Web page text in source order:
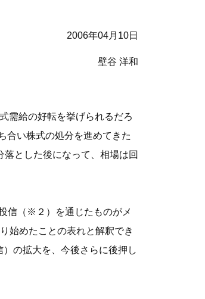
2006年04月10日
壁谷 洋和
需給の好転を挙げられるだろ
合い株式の処分を進めてきた
とした後になって、相場は回
信 （※２）
を通じたものがメ
始めたことの表れと解釈でき
の拡大を、今後さらに後押し